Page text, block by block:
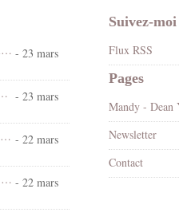
Koi ! Cé lundi? - Chien - Expression - Gif scintillant - Gratuit - 23 mars
Pâques - Gif scintillant - Gratuit - 23 mars
Bonne nuit - Chiot - Bonnet de nuit - Cute - Gif animé - Gratuit - 22 mars
Chat - Nuit - Etoiles - Wallpapers Free - 22 mars
Suivez-moi
Flux RSS
Pages
Newsletter
Contact